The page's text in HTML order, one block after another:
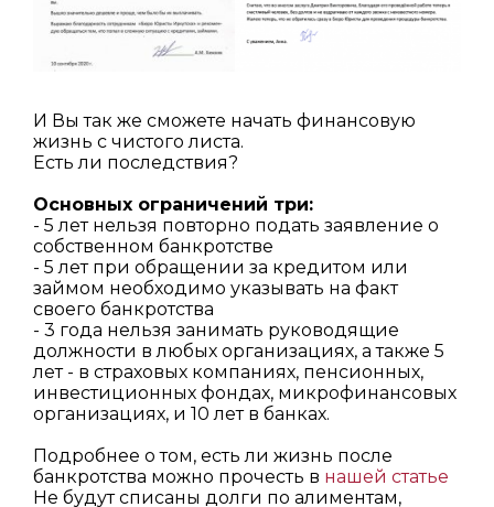
И Вы так же сможете начать финансовую
жизнь с чистого листа.
Есть ли последствия?
Основных ограничений три:
- 5 лет нельзя повторно подать заявление о
собственном банкротстве
- 5 лет при обращении за кредитом или
займом необходимо указывать на факт
своего банкротства
- 3 года нельзя занимать руководящие
должности в любых организациях, а также 5
лет - в страховых компаниях, пенсионных,
инвестиционных фондах, микрофинансовых
организациях, и 10 лет в банках.
Подробнее о том, есть ли жизнь после
банкротства можно прочесть в нашей статье
Не будут списаны долги по алиментам,